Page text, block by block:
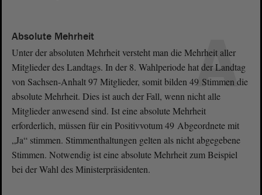
A
Absolute Mehrheit
Unter der absoluten Mehrheit versteht man die Mehrheit aller
Mitglieder des Landtags. In der 8. Wahlperiode hat der Landtag
von Sachsen-Anhalt 97 Mitglieder, somit bilden 49 Stimmen die
absolute Mehrheit. Dies ist auch der Fall, wenn nicht alle
Mitglieder anwesend sind. Ist eine absolute Mehrheit
erforderlich, müssen für ein Positivvotum 49 Abgeordnete mit
„Ja“ stimmen. Stimmenthaltungen gelten als nicht abgegebene
Stimmen. Notwendig ist eine absolute Mehrheit zum Beispiel
bei der Wahl des Ministerpräsidenten.